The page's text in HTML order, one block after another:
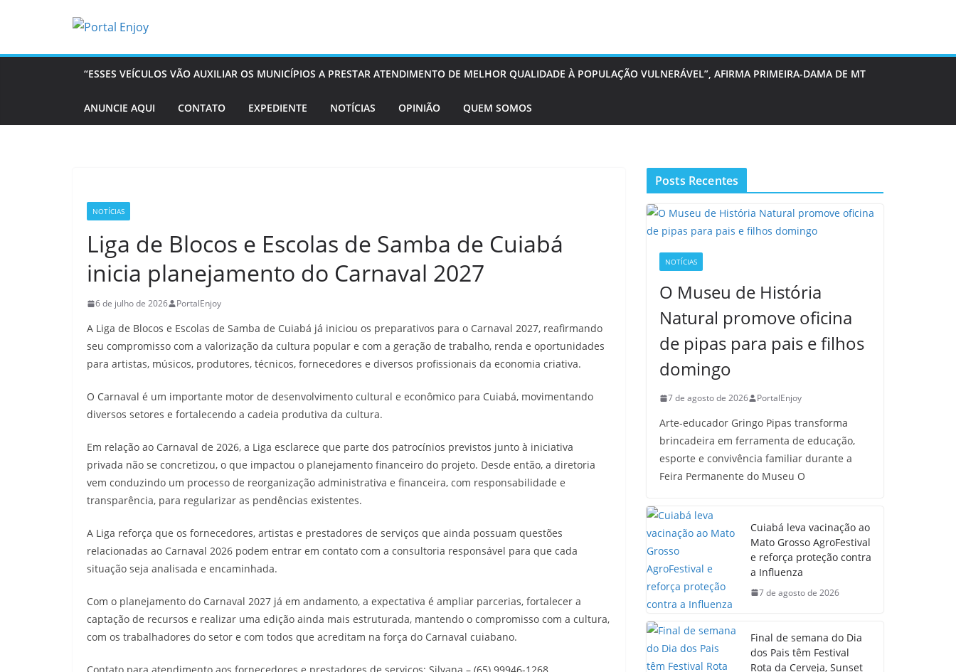
“ESSES VEÍCULOS VÃO AUXILIAR OS MUNICÍPIOS A PRESTAR ATENDIMENTO DE MELHOR QUALIDADE À POPULAÇÃO VULNERÁVEL”, AFIRMA PRIMEIRA-DAMA DE MT
ANUNCIE AQUI CONTATO EXPEDIENTE NOTÍCIAS OPINIÃO QUEM SOMOS
NOTÍCIAS
Liga de Blocos e Escolas de Samba de Cuiabá
inicia planejamento do Carnaval 2027
6 de julho de 2026 PortalEnjoy
A Liga de Blocos e Escolas de Samba de Cuiabá já iniciou os preparativos para o Carnaval 2027, reafirmando
seu compromisso com a valorização da cultura popular e com a geração de trabalho, renda e oportunidades
para artistas, músicos, produtores, técnicos, fornecedores e diversos profissionais da economia criativa.
O Carnaval é um importante motor de desenvolvimento cultural e econômico para Cuiabá, movimentando
diversos setores e fortalecendo a cadeia produtiva da cultura.
Em relação ao Carnaval de 2026, a Liga esclarece que parte dos patrocínios previstos junto à iniciativa
privada não se concretizou, o que impactou o planejamento financeiro do projeto. Desde então, a diretoria
vem conduzindo um processo de reorganização administrativa e financeira, com responsabilidade e
transparência, para regularizar as pendências existentes.
A Liga reforça que os fornecedores, artistas e prestadores de serviços que ainda possuam questões
relacionadas ao Carnaval 2026 podem entrar em contato com a consultoria responsável para que cada
situação seja analisada e encaminhada.
Com o planejamento do Carnaval 2027 já em andamento, a expectativa é ampliar parcerias, fortalecer a
captação de recursos e realizar uma edição ainda mais estruturada, mantendo o compromisso com a cultura,
com os trabalhadores do setor e com todos que acreditam na força do Carnaval cuiabano.
Posts Recentes
NOTÍCIAS
O Museu de História
Natural promove oficina
de pipas para pais e filhos
domingo
7 de agosto de 2026 PortalEnjoy
Arte-educador Gringo Pipas transforma
brincadeira em ferramenta de educação,
esporte e convivência familiar durante a
Feira Permanente do Museu O
Cuiabá leva vacinação ao
Mato Grosso AgroFestival
e reforça proteção contra
a Influenza
7 de agosto de 2026
Final de semana do Dia
dos Pais têm Festival
Rota da Cerveja, Sunset